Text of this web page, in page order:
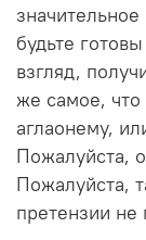
значительное
будьте
взгляд,
же самое,
аглаонему,
Пожалуйста,
Пожалуйста,
претензии